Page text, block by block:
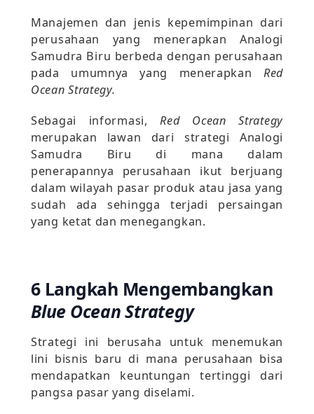
Manajemen dan jenis kepemimpinan dari
perusahaan yang menerapkan Analogi
Samudra Biru berbeda dengan perusahaan
pada umumnya yang menerapkan Red
Ocean Strategy.
Sebagai informasi,Red Ocean Strategy
merupakan lawan dari strategi Analogi
Samudra Biru di mana dalam
penerapannya perusahaan ikut berjuang
dalam wilayah pasar produk atau jasa yang
sudah ada sehingga terjadi persaingan
yang ketat dan menegangkan.
6 Langkah Mengembangkan
Blue Ocean Strategy
Strategi ini berusaha untuk menemukan
lini bisnis baru di mana perusahaan bisa
mendapatkan keuntungan tertinggi dari
pangsa pasar yang diselami.